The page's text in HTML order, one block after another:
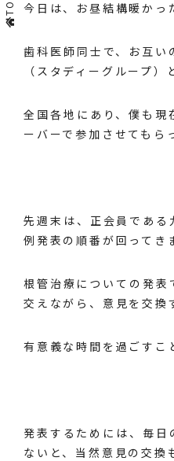
今日は、お昼結構暖かっ
歯科医師同士で、お互い
（スタディーグループ）
全国各地にあり、僕も現
ーバーで参加させてもら
先週末は、正会員である
例発表の順番が回ってき
根管治療についての発表
交えながら、意見を交換
有意義な時間を過ごすこ
発表するためには、毎日
ないと、当然意見の交換